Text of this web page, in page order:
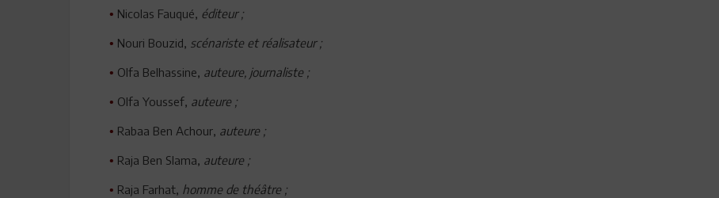
• Nicolas Fauqué, éditeur ;
• Nouri Bouzid, scénariste et réalisateur ;
• Olfa Belhassine, auteure, journaliste ;
• Olfa Youssef, auteure ;
• Rabaa Ben Achour, auteure ;
• Raja Ben Slama, auteure ;
• Raja Farhat, homme de théâtre ;